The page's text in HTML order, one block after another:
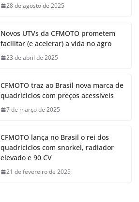
28 de agosto de 2025
Novos UTVs da CFMOTO prometem
facilitar (e acelerar) a vida no agro
23 de abril de 2025
CFMOTO traz ao Brasil nova marca de
quadriciclos com preços acessíveis
7 de março de 2025
CFMOTO lança no Brasil o rei dos
quadriciclos com snorkel, radiador
elevado e 90 CV
21 de fevereiro de 2025